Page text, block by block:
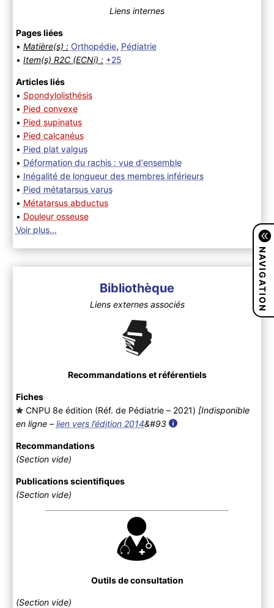
Liens internes
Pages liées
• Matière(s) : Orthopédie, Pédiatrie
• Item(s) R2C (ECNi) : +25
Articles liés
• Spondylolisthésis
• Pied convexe
• Pied supinatus
• Pied calcanéus
• Pied plat valgus
• Déformation du rachis : vue d‘ensemble
• Inégalité de longueur des membres inférieurs
• Pied métatarsus varus
• Métatarsus abductus
• Douleur osseuse
Voir plus…
Bibliothèque
Liens externes associés
Recommandations et référentiels
Fiches
CNPU 8e édition (Réf. de Pédiatrie – 2021) [Indisponible
en ligne – lien vers l’édition 2014&#93
Recommandations
(Section vide)
Publications scientifiques
(Section vide)
Outils de consultation
(Section vide)
NAVIGATION